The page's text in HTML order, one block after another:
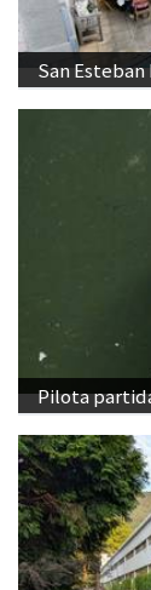
San
Pilota